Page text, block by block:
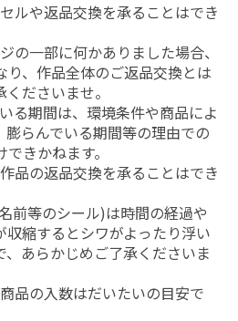
ルや返品交換を承ることはでき
の一部に何かありました場合、
り、作品全体のご返品交換とは
ださいませ。
る期間は、環境条件や商品によ
膨らんでいる期間等の理由での
きかねます。
品の返品交換を承ることはでき
前等のシール)は時間の経過や
縮するとシワがよったり浮い
、あらかじめご了承くださいま
品の入数はだいたいの目安で